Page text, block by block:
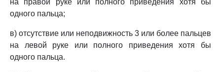
на правой руке или полного приведения хотя бы
одного пальца;
в) отсутствие или неподвижность 3 или более пальцев
на левой руке или полного приведения хотя бы
одного пальца.